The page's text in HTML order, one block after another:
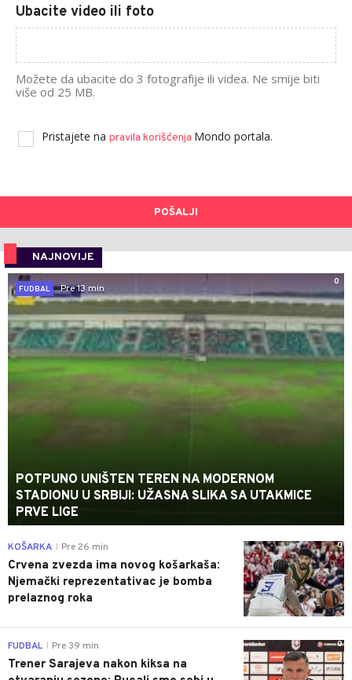
Ubacite video ili foto
Možete da ubacite do 3 fotografije ili videa. Ne smije biti
više od 25 MB.
Pristajete na pravila korišćenja Mondo portala.
POŠALJI
NAJNOVIJE
0
FUDBAL
Pre 13 min
POTPUNO UNIŠTEN TEREN NA MODERNOM
STADIONU U SRBIJI: UŽASNA SLIKA SA UTAKMICE
PRVE LIGE
0
KOŠARKA Pre 26 min
Crvena zvezda ima novog košarkaša:
Njemački reprezentativac je bomba
prelaznog roka
0
FUDBAL Pre 39 min
Trener Sarajeva nakon kiksa na